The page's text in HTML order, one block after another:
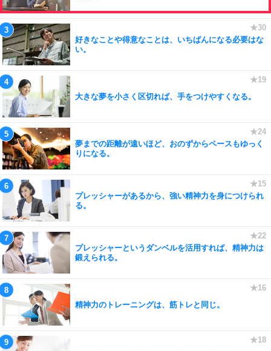
好きなことや得意なことは、いちばんになる必要はな
い。
大きな夢を小さく区切れば、手をつけやすくなる。
夢までの距離が遠いほど、おのずからペースもゆっく
りになる。
プレッシャーがあるから、強い精神力を身につけられ
る。
プレッシャーというダンベルを活用すれば、精神力は
鍛えられる。
精神力のトレーニングは、筋トレと同じ。